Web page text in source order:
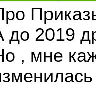
до 2019
, мне